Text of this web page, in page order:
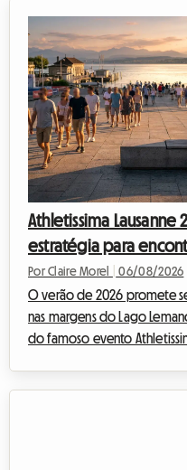
Athletissima Lausanne
estratégia para
alojamento sem gastar
Por Claire Morel 06/08/2026
O verão de 2026 promete
nas margens do Lago
do famoso evento